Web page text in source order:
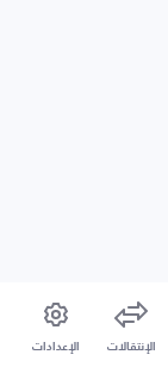
الإنتقالات الإعدادات